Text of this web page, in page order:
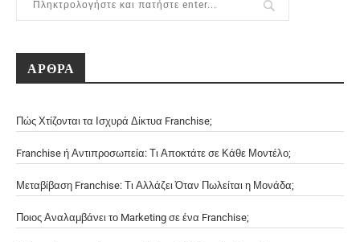
ΑΡΘΡΑ
Πώς Χτίζονται τα Ισχυρά Δίκτυα Franchise;
Franchise ή Αντιπροσωπεία: Τι Αποκτάτε σε Κάθε Μοντέλο;
Μεταβίβαση Franchise: Τι Αλλάζει Όταν Πωλείται η Μονάδα;
Ποιος Αναλαμβάνει το Marketing σε ένα Franchise;